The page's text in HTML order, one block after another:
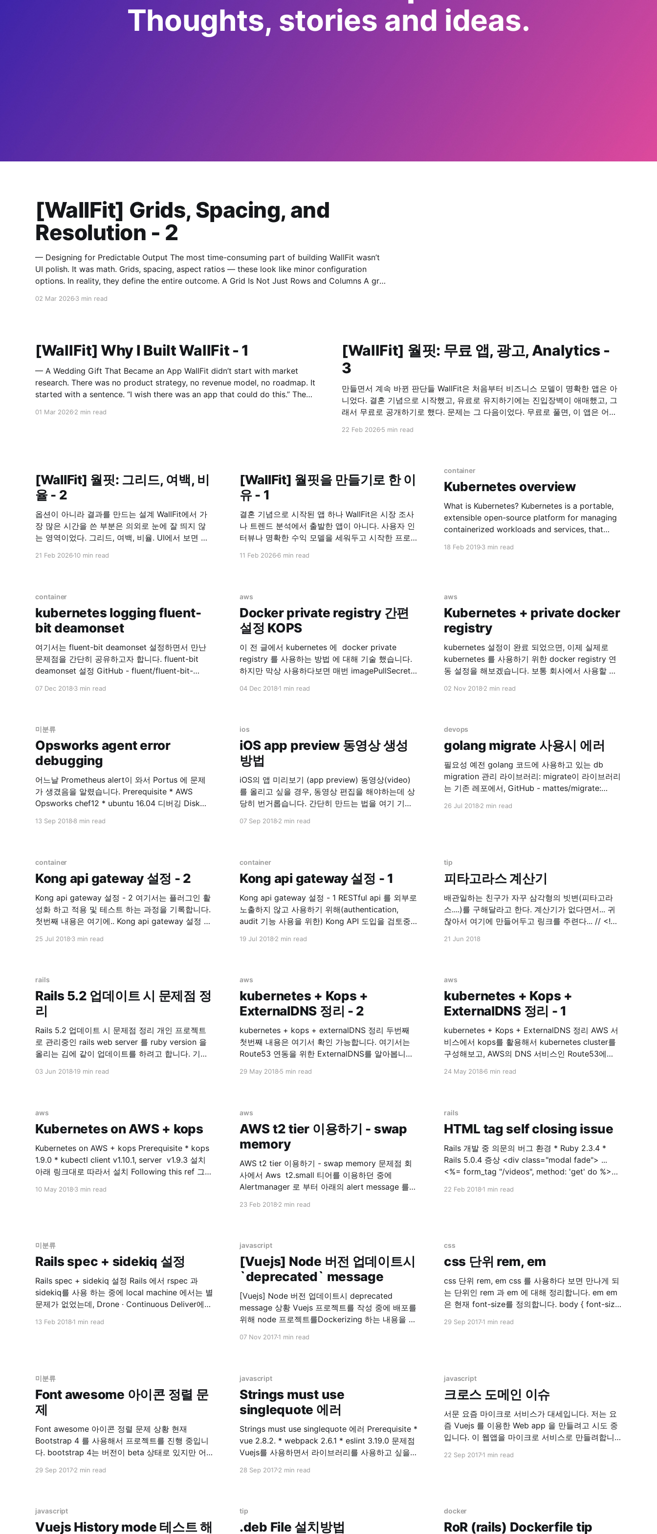
Thoughts, stories and ideas.
[WallFit] Grids, Spacing, and
Resolution - 2
— Designing for Predictable Output The most time-consuming part of building WallFit wasn’t
UI polish. It was math. Grids, spacing, aspect ratios — these look like minor configuration
options. In reality, they define the entire outcome. A Grid Is Not Just Rows and Columns A grid
02 Mar 2026 3 min read
[WallFit] Why I Built WallFit - 1
— A Wedding Gift That Became an App WallFit didn’t start with market
research. There was no product strategy, no revenue model, no roadmap. It
started with a sentence. “I wish there was an app that could do this.” The
01 Mar 2026 2 min read
[WallFit] 월핏: 무료 앱, 광고, Analytics -
3
만들면서 계속 바뀐 판단들 WallFit은 처음부터 비즈니스 모델이 명확한 앱은 아
니었다. 결혼 기념으로 시작했고, 유료로 유지하기에는 진입장벽이 애매했고, 그
래서 무료로 공개하기로 했다. 문제는 그 다음이었다. 무료로 풀면, 이 앱은 어떻
22 Feb 20265 min read
[WallFit] 월핏: 그리드, 여백, 비
율 - 2
옵션이 아니라 결과를 만드는 설계 WallFit에서 가
장 많은 시간을 쓴 부분은 의외로 눈에 잘 띄지 않
는 영역이었다. 그리드, 여백, 비율. UI에서 보면 단
21 Feb 2026 10 min read
[WallFit] 월핏을 만들기로 한 이
유 - 1
결혼 기념으로 시작된 앱 하나 WallFit은 시장 조사
나 트렌드 분석에서 출발한 앱이 아니다. 사용자 인
터뷰나 명확한 수익 모델을 세워두고 시작한 프로
11 Feb 20266 min read
container
Kubernetes overview
What is Kubernetes? Kubernetes is a portable,
extensible open-source platform for managing
containerized workloads and services, that
Self-healing * Service discovery and load
balancing * Secret and configuration
18 Feb 20193 min read
container
kubernetes logging fluent-
bit deamonset
여기서는 fluent-bit deamonset 설정하면서 만난
문제점을 간단히 공유하고자 합니다. fluent-bit
deamonset 설정 GitHub - fluent/fluent-bit-
Daemonset 위 리포지토리를 참고해서 fluentbit
https://raw.githubusercontent.com/fluent/fluent
-bit-kubernetes-logging/master/fluent-bit-
service-account.yaml $ kubectl create -f
07 Dec 2018 3 min read
aws
Docker private registry 간편
설정 KOPS
이 전 글에서 kubernetes 에 docker private
registry 를 사용하는 방법 에 대해 기술 했습니다.
하지만 막상 사용하다보면 매번 imagePullSecrets
드마다 docker.json 을 배포해주면 되지 않을까 싶
04 Dec 20181 min read
aws
Kubernetes + private docker
registry
kubernetes 설정이 완료 되었으면, 이제 실제로
kubernetes 를 사용하기 위한 docker registry 연
동 설정을 해보겠습니다. 보통 회사에서 사용할 때
겁니다. 이 registry 를 kubectl 을 이용해서 연동해
고
02 Nov 20182 min read
미분류
Opsworks agent error
debugging
어느날 Prometheus alert이 와서 Portus 에 문제
가 생겼음을 알렸습니다. Prerequisite * AWS
Opsworks chef12 * ubuntu 16.04 디버깅 Disk
df -h 로 보니 root가 disk full 입니다. 확인해보니
AWS opsworks
13 Sep 2018 8 min read
ios
iOS app preview 동영상 생성
방법
iOS의 앱 미리보기 (app preview) 동영상(video)
를 올리고 싶을 경우, 동영상 편집을 해야하는데 상
당히 번거롭습니다. 간단히 만드는 법을 여기 기록
서 화면기록을 이용합니다. 설정 > 제어 센터 > 제
07 Sep 20182 min read
devops
golang migrate 사용시 에러
필요성 예전 golang 코드에 사용하고 있는 db
migration 관리 라이브러리: migrate이 라이브러리
는 기존 레포에서, GitHub - mattes/migrate:
26 Jul 20182 min read
container
Kong api gateway 설정 - 2
Kong api gateway 설정 - 2 여기서는 플러그인 활
성화 하고 적용 및 테스트 하는 과정을 기록합니다.
첫번째 내용은 여기에.. Kong api gateway 설정 - 1
auth 이제 인증 플러그인을 활성화 시켜보겠습니
Management
25 Jul 2018 3 min read
container
Kong api gateway 설정 - 1
Kong api gateway 설정 - 1 RESTful api 를 외부로
노출하지 않고 사용하기 위해(authentication,
audit 기능 사용을 위한) Kong API 도입을 검토중
여기에 정리하려 합니다. 관련된 모든 설치는
19 Jul 20182 min read
tip
피타고라스 계산기
배관일하는 친구가 자꾸 삼각형의 빗변(피타고라
스....)를 구해달라고 한다. 계산기가 없다면서... 귀
찮아서 여기에 만들어두고 링크를 주련다... // <!
calPythagorean() { var a =
$('input[name=result]'
21 Jun 2018
rails
Rails 5.2 업데이트 시 문제점 정
리
Rails 5.2 업데이트 시 문제점 정리 개인 프로젝트
로 관리중인 rails web server 를 ruby version 을
올리는 김에 같이 업데이트를 하려고 합니다. 기존
03 Jun 2018 19 min read
aws
kubernetes + Kops +
ExternalDNS 정리 - 2
kubernetes + kops + externalDNS 정리 두번째
첫번째 내용은 여기서 확인 가능합니다. 여기서는
Route53 연동을 위한 ExternalDNS를 알아봅니다.
service expose 가 필요한 Services 들을 위해
kubernetes-incubator/external-dns · GitHub 위
링크에 가면 ExternalDNS on AWS 에 대한 설명이
29 May 20185 min read
aws
kubernetes + Kops +
ExternalDNS 정리 - 1
kubernetes + Kops + ExternalDNS 정리 AWS 서
비스에서 kops를 활용해서 kubernetes cluster를
구성해보고, AWS의 DNS 서비스인 Route53에
24 May 20186 min read
aws
Kubernetes on AWS + kops
Kubernetes on AWS + kops Prerequisite * kops
1.9.0 * kubectl client v1.10.1, server v1.9.3 설치
아래 링크대로 따라서 설치 Following this ref 그리
터 구성(after executing, kops update cluster —
10 May 2018 3 min read
aws
AWS t2 tier 이용하기 - swap
memory
AWS t2 tier 이용하기 - swap memory 문제점 회
사에서 Aws t2.small 티어를 이용하던 중에
Alertmanager 로 부터 아래의 alert message 를
에서 관리하는 docker 모듈들을 간단히 web에 확
swap 용량을 절반 이상을 사용했다고 합니다.
Instance
23 Feb 20182 min read
rails
HTML tag self closing issue
Rails 개발 중 의문의 버그 환경 * Ruby 2.3.4 *
Rails 5.0.4 증상 <div class="modal fade"> ...
<%= form_tag "/videos", method: 'get' do %>
options_for_select(['dev','prod']), class:
22 Feb 20181 min read
미분류
Rails spec + sidekiq 설정
Rails spec + sidekiq 설정 Rails 에서 rspec 과
sidekiq를 사용 하는 중에 local machine 에서는 별
문제가 없었는데, Drone · Continuous Deliver에서
13 Feb 2018 1 min read
javascript
[Vuejs] Node 버전 업데이트시
`deprecated` message
[Vuejs] Node 버전 업데이트시 deprecated
message 상황 Vuejs 프로젝트를 작성 중에 배포를
위해 node 프로젝트를Dockerizing 하는 내용을 검
07 Nov 20171 min read
css
css 단위 rem, em
css 단위 rem, em css 를 사용하다 보면 만나게 되
는 단위인 rem 과 em 에 대해 정리합니다. em em
은 현재 font-size를 정의합니다. body { font-size:
21px } 위와 같이 설정을 한다면 body안의 폰트는
29 Sep 20171 min read
미분류
Font awesome 아이콘 정렬 문
제
Font awesome 아이콘 정렬 문제 상황 현재
Bootstrap 4 를 사용해서 프로젝트를 진행 중입니
다. bootstrap 4는 버전이 beta 상태로 있지만 어
트는 모두 bootstrap 4 로 작성 중 입니다.
그래서 기존 Glyphicons
29 Sep 20172 min read
javascript
Strings must use
singlequote 에러
Strings must use singlequote 에러 Prerequisite *
vue 2.8.2. * webpack 2.6.1 * eslint 3.19.0 문제점
Vuejs를 사용하면서 라이브러리를 사용하고 싶을
원해서 찾아보던 중, GitHub - vuejs/awesome-
28 Sep 20172 min read
javascript
크로스 도메인 이슈
서문 요즘 마이크로 서비스가 대세입니다. 저는 요
즘 Vuejs 를 이용한 Web app 을 만들려고 시도 중
입니다. 이 웹앱을 마이크로 서비스로 만들려합니
인 문제, CORS(Cross Origin Resource Sharing)
22 Sep 20171 min read
javascript
Vuejs History mode 테스트 해
tip
.deb File 설치방법
docker
RoR (rails) Dockerfile tip